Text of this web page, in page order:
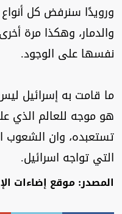
ورويدًا سنرفض كل
والدمار، وهكذا مرة
نفسها على الوجود.
ما قامت به إسرائيل
هو موجه للعالم الذي
تستعبده، وان الشعوب
التي تواجه اسرائيل.
المصدر: موقع إضاءات